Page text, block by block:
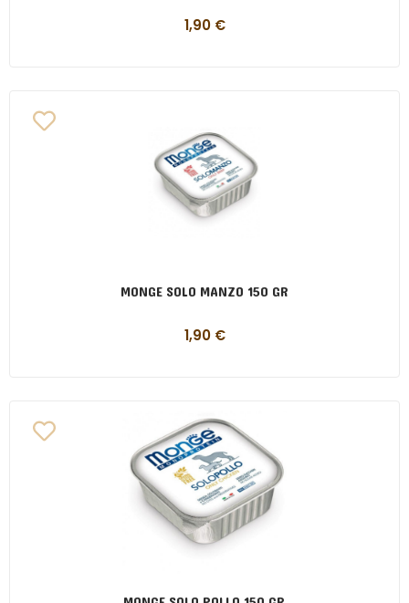
1,90 €
MONGE SOLO MANZO 150 GR
1,90 €